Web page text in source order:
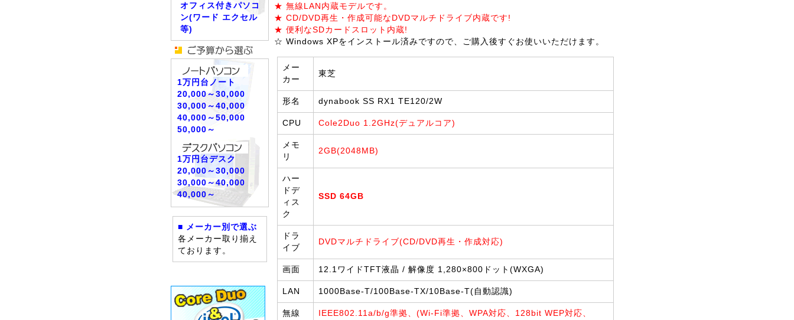
オフィス付きパソコ
ン(ワード エクセル
等)
1万円台ノート
20,000～30,000
30,000～40,000
40,000～50,000
50,000～
1万円台デスク
20,000～30,000
30,000～40,000
40,000～
■ メーカー別で選ぶ
各メーカー取り揃え
ております。
★ 無線LAN内蔵モデルです。
★ CD/DVD再生・作成可能なDVDマルチドライブ内蔵です!
★ 便利なSDカードスロット内蔵!
☆ Windows XPをインストール済みですので、ご購入後すぐお使いいただけます。
メー
カー
東芝
形名 dynabook SS RX1 TE120/2W
CPU Cole2Duo 1.2GHz(デュアルコア)
メモ
リ
2GB(2048MB)
ハー
ドデ
ィス
ク
SSD 64GB
ドラ
イブ
DVDマルチドライブ(CD/DVD再生・作成対応)
画面 12.1ワイドTFT液晶 / 解像度 1,280×800ドット(WXGA)
LAN 1000Base-T/100Base-TX/10Base-T(自動認識)
無線
IEEE802.11a/b/g準拠、(Wi-Fi準拠、WPA対応、128bit WEP対応、